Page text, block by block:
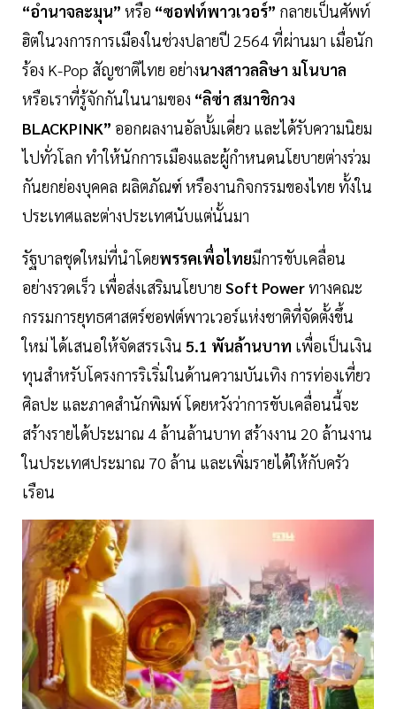
“อำนาจละมุน” หรือ “ซอฟท์พาวเวอร์” กลายเป็นศัพท์
ฮิตในวงการการเมืองในช่วงปลายปี 2564 ที่ผ่านมา เมื่อนัก
ร้อง K-Pop สัญชาติไทย อย่างนางสาวลลิษา มโนบาล
หรือเราที่รู้จักกันในนามของ “ลิซ่า สมาชิกวง
BLACKPINK” ออกผลงานอัลบั้มเดี่ยว และได้รับความนิยม
ไปทั่วโลก ทำให้นักการเมืองและผู้กำหนดนโยบายต่างร่วม
กันยกย่องบุคคล ผลิตภัณฑ์ หรืองานกิจกรรมของไทย ทั้งใน
ประเทศและต่างประเทศนับแต่นั้นมา
รัฐบาลชุดใหม่ที่นำโดยพรรคเพื่อไทยมีการขับเคลื่อน
อย่างรวดเร็ว เพื่อส่งเสริมนโยบาย Soft Powerทางคณะ
กรรมการยุทธศาสตร์ซอฟต์พาวเวอร์แห่งชาติที่จัดตั้งขึ้น
ใหม่ ได้เสนอให้จัดสรรเงิน 5.1 พันล้านบาท เพื่อเป็นเงิน
ทุนสำหรับโครงการริเริ่มในด้านความบันเทิง การท่องเที่ยว
ศิลปะ และภาคสำนักพิมพ์ โดยหวังว่าการขับเคลื่อนนี้จะ
สร้างรายได้ประมาณ 4 ล้านล้านบาท สร้างงาน 20 ล้านงาน
ในประเทศประมาณ 70 ล้าน และเพิ่มรายได้ให้กับครัว
เรือน